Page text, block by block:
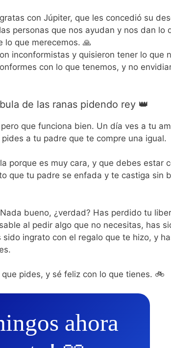
con Júpiter, que les concedió su
personas que nos ayudan y nos dan lo
lo que merecemos. 🙏
inconformistas y quisieron tener lo que
con lo que tenemos, y no
de las ranas pidendo rey 👑
que funciona bien. Un día ves a tu
a tu padre que te compre una igual.
porque es muy cara, y que debes estar
que tu padre se enfada y te castiga sin
bueno, ¿verdad? Has perdido tu
al pedir algo que no necesitas, has
ingrato con el regalo que te hizo, y
pides, y sé feliz con lo que tienes. 🚲
ahora